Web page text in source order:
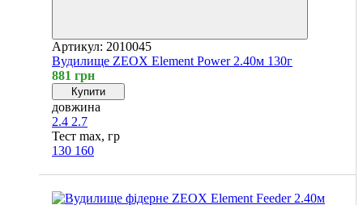
Артикул: 2010045
Вудилище ZEOX Element Power 2.40м 130г
881 грн
Купити
довжина
2.4 2.7
Тест max, гр
130 160